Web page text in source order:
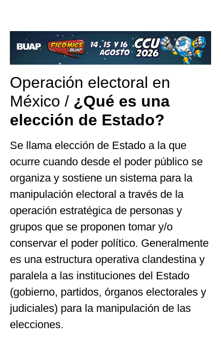
Operación electoral en
México / ¿Qué es una
elección de Estado?
Se llama elección de Estado a la que
ocurre cuando desde el poder público se
organiza y sostiene un sistema para la
manipulación electoral a través de la
operación estratégica de personas y
grupos que se proponen tomar y/o
conservar el poder político. Generalmente
es una estructura operativa clandestina y
paralela a las instituciones del Estado
(gobierno, partidos, órganos electorales y
judiciales) para la manipulación de las
elecciones.